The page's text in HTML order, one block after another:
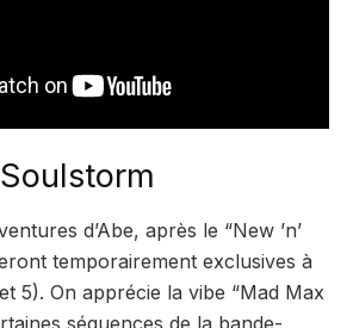
d’Abe, après le “New ’n’
temporairement exclusives à
5). On apprécie la vibe “Mad Max
séquences de la bande-